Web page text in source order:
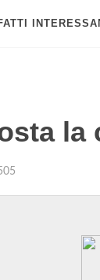
la